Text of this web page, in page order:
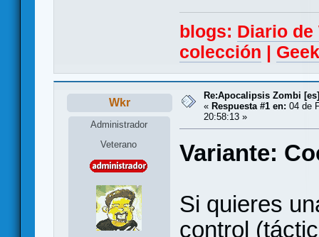
blogs: Diario
colección |
Wkr
Administrador
Veterano
Re:Apocalipsis Zombi [es]
« Respuesta #1 en: 04 de
20:58:13 »
Variante:
Si quieres
control